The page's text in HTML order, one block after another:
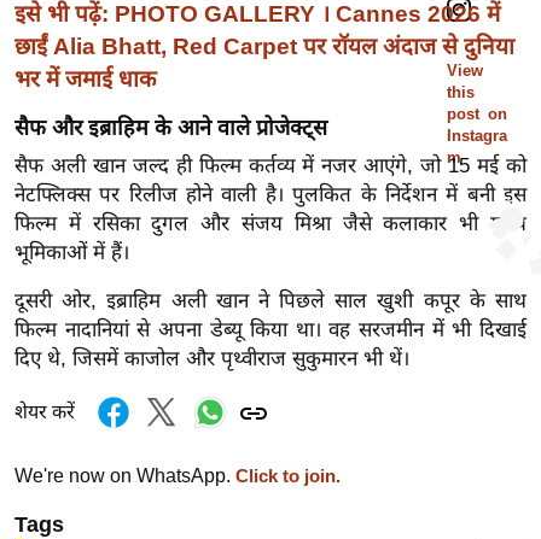
सा
हि
त्य
ज
ग
त
ऑ
टो
र्ल्ड
न्यू
ब्री
म
नो
View
this
post on
Instagra
m
इसे भी पढ़ें: PHOTO GALLERY । Cannes 2026 में
छाईं Alia Bhatt, Red Carpet पर रॉयल अंदाज से दुनिया
भर में जमाई धाक
सैफ और इब्राहिम के आने वाले प्रोजेक्ट्स
सैफ अली खान जल्द ही फिल्म कर्तव्य में नजर आएंगे, जो 15 मई को
नेटफ्लिक्स पर रिलीज होने वाली है। पुलकित के निर्देशन में बनी इस
फिल्म में रसिका दुगल और संजय मिश्रा जैसे कलाकार भी मुख्य
भूमिकाओं में हैं।
दूसरी ओर, इब्राहिम अली खान ने पिछले साल खुशी कपूर के साथ
फिल्म नादानियां से अपना डेब्यू किया था। वह सरजमीन में भी दिखाई
दिए थे, जिसमें काजोल और पृथ्वीराज सुकुमारन भी थें।
शेयर करें
We're now on WhatsApp. Click to join.
Tags